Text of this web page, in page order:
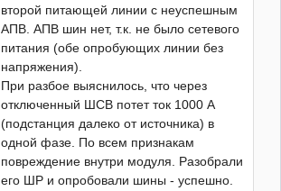
второй питающей линии с неуспешным
АПВ. АПВ шин нет, т.к. не было сетевого
питания (обе опробующих линии без
напряжения).
При разбое выяснилось, что через
отключенный ШСВ потет ток 1000 А
(подстанция далеко от источника) в
одной фазе. По всем признакам
повреждение внутри модуля. Разобрали
его ШР и опробовали шины - успешно.